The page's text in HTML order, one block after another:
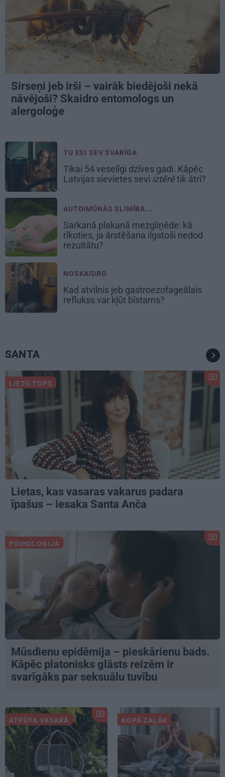
Sirseņi jeb irši – vairāk biedējoši nekā
nāvējoši? Skaidro entomologs un
alergoloģe
TU ESI SEV SVARĪGA
Tikai 54 veselīgi dzīves gadi. Kāpēc
Latvijas sievietes sevi iztērētik ātri?
AUTOIMŪNĀS SLIMĪBA...
Sarkanā plakanā mezgliņēde: kā
rīkoties, ja ārstēšana ilgstoši nedod
rezultātu?
NOSKAIDRO
Kad atvilnis jeb gastroezofageālais
reflukss var kļūt bīstams?
SANTA
LIETU TOPS
Lietas, kas vasaras vakarus padara
īpašus – iesaka Santa Anča
PSIHOLOĢIJA
Mūsdienu epidēmija – pieskārienu bads.
Kāpēc platonisks glāsts reizēm ir
svarīgāks par seksuālu tuvību
ATPŪTA VASARĀ KOPĀ ZAĻĀK